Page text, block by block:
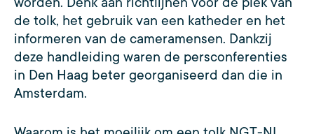
de tolk, het gebruik van een katheder en het
informeren van de cameramensen. Dankzij
deze handleiding waren de persconferenties
in Den Haag beter georganiseerd dan die in
Amsterdam.